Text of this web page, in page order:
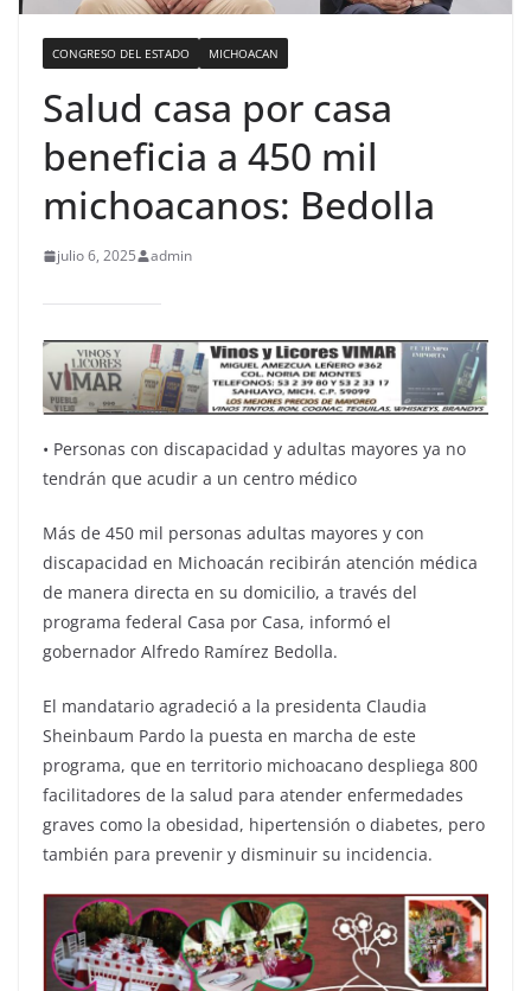
CONGRESO DEL ESTADO MICHOACAN
Salud casa por casa
beneficia a 450 mil
michoacanos: Bedolla
julio 6, 2025 admin
•⁠ ⁠Personas con discapacidad y adultas mayores ya no
tendrán que acudir a un centro médico
Más de 450 mil personas adultas mayores y con
discapacidad en Michoacán recibirán atención médica
de manera directa en su domicilio, a través del
programa federal Casa por Casa, informó el
gobernador Alfredo Ramírez Bedolla.
El mandatario agradeció a la presidenta Claudia
Sheinbaum Pardo la puesta en marcha de este
programa, que en territorio michoacano despliega 800
facilitadores de la salud para atender enfermedades
graves como la obesidad, hipertensión o diabetes, pero
también para prevenir y disminuir su incidencia.